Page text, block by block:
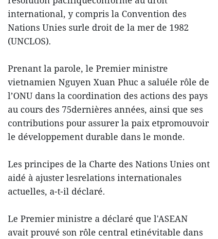
international, y compris la Convention des
Nations Unies surle droit de la mer de 1982
(UNCLOS).
Prenant la parole, le Premier ministre
vietnamien Nguyen Xuan Phuc a saluéle rôle de
l’ONU dans la coordination des actions des pays
au cours des 75dernières années, ainsi que ses
contributions pour assurer la paix etpromouvoir
le développement durable dans le monde.
Les principes de la Charte des Nations Unies ont
aidé à ajuster lesrelations internationales
actuelles, a-t-il déclaré.
Le Premier ministre a déclaré que l'ASEAN
avait prouvé son rôle central etinévitable dans